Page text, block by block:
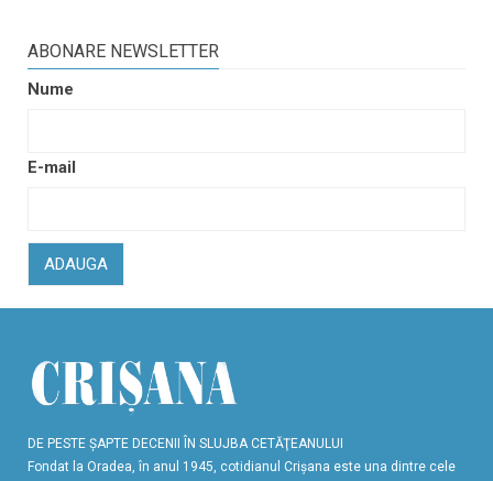
ABONARE NEWSLETTER
Nume
E-mail
ADAUGA
DE PESTE ŞAPTE DECENII ÎN SLUJBA CETĂŢEANULUI
Fondat la Oradea, în anul 1945, cotidianul Crişana este una dintre cele